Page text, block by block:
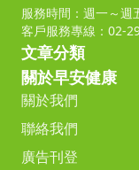
服務時間：週一～週
客戶服務專線：02-
文章分類
關於早安健康
關於我們
聯絡我們
廣告刊登